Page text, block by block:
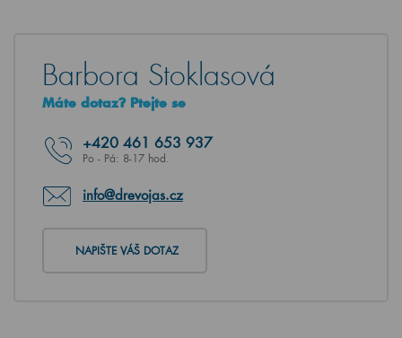
Barbora Stoklasová
Máte dotaz? Ptejte se
+420 461 653 937
Po - Pá: 8-17 hod.
info@drevojas.cz
NAPIŠTE VÁŠ DOTAZ